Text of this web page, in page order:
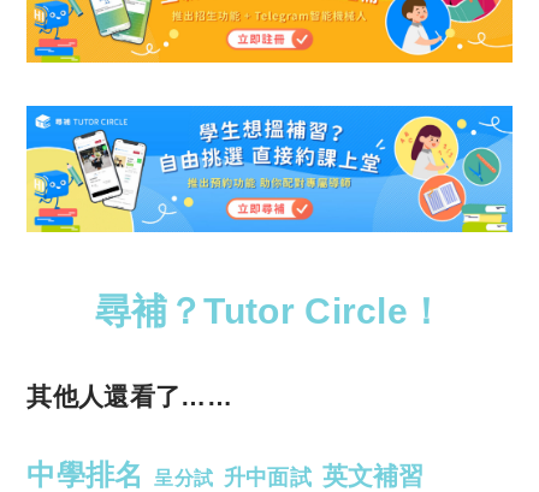
尋補？Tutor Circle！
其他人還看了……
中學排名 呈分試 升中面試 英文補習